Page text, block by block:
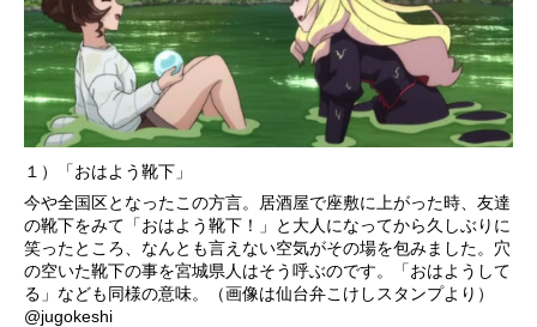
１）「おはよう靴下」
今や全国区となったこの方言。居酒屋で座敷に上がった時、友達
の靴下をみて「おはよう靴下！」と大人になってから久しぶりに
笑ったところ、なんとも言えない空気がその場を包みました。穴
の空いた靴下の事を宮城県人はそう呼ぶのです。「おはようして
る」なども同様の意味。（画像は仙台弁こけしスタンプより）
@jugokeshi